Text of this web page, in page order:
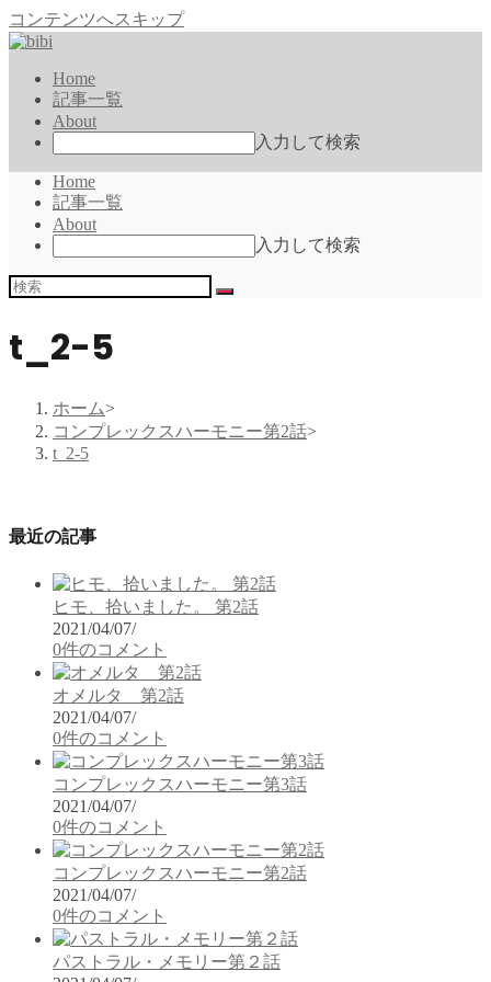
コンテンツへスキップ
Home
記事一覧
About
入力して検索
Home
記事一覧
About
入力して検索
t_2-5
ホーム>
コンプレックスハーモニー第2話>
t_2-5
最近の記事
ヒモ、拾いました。 第2話
2021/04/07/
0件のコメント
オメルタ 第2話
2021/04/07/
0件のコメント
コンプレックスハーモニー第3話
2021/04/07/
0件のコメント
コンプレックスハーモニー第2話
2021/04/07/
0件のコメント
パストラル・メモリー第２話